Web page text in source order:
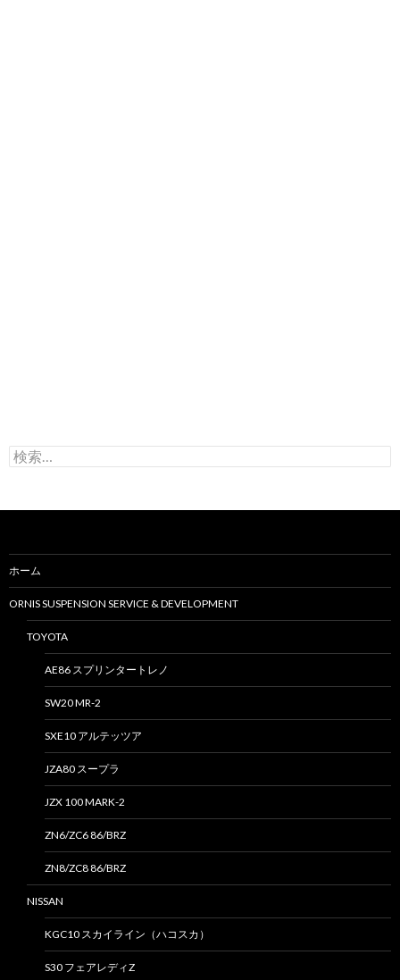
検
索
ホーム
ORNIS SUSPENSION SERVICE & DEVELOPMENT
TOYOTA
AE86 スプリンタートレノ
SW20 MR-2
SXE10 アルテッツア
JZA80 スープラ
JZX 100 MARK-2
ZN6/ZC6 86/BRZ
ZN8/ZC8 86/BRZ
NISSAN
KGC10 スカイライン（ハコスカ）
S30 フェアレディZ